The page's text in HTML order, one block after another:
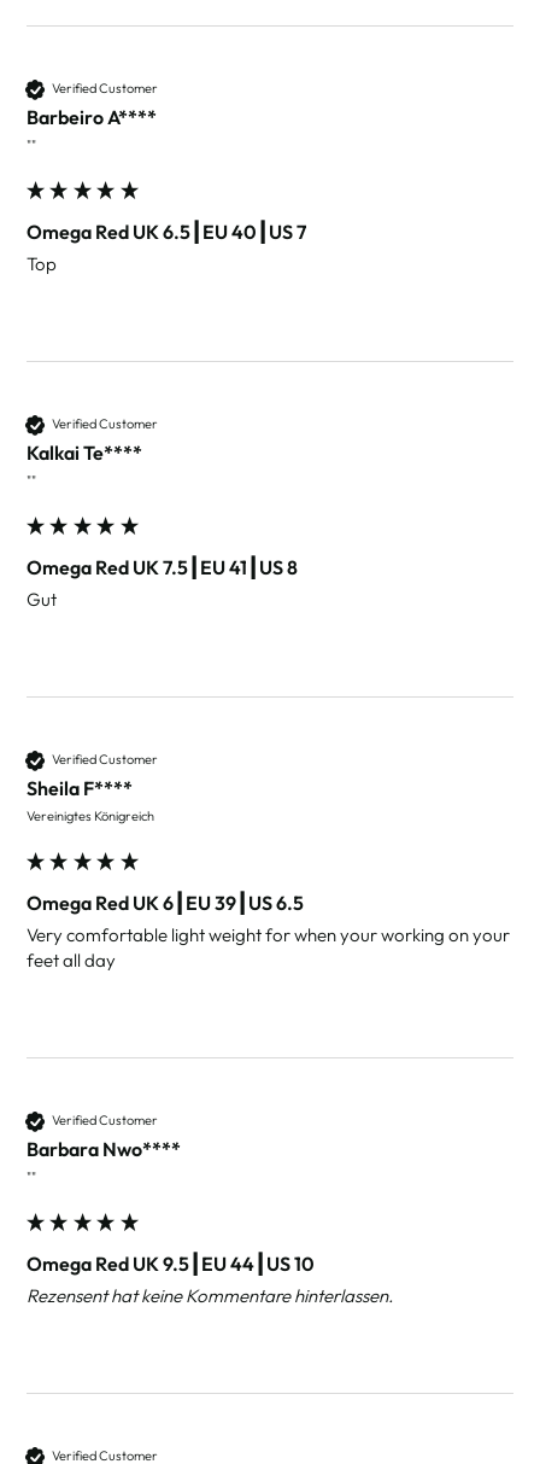
Verified Customer
Barbeiro A****
""
Omega Red UK 6.5┃EU 40┃US 7
Top
Verified Customer
Kalkai Te****
""
Omega Red UK 7.5┃EU 41┃US 8
Gut
Verified Customer
Sheila F****
Vereinigtes Königreich
Omega Red UK 6┃EU 39┃US 6.5
Very comfortable light weight for when your working on your
feet all day
Verified Customer
Barbara Nwo****
""
Omega Red UK 9.5┃EU 44┃US 10
Rezensent hat keine Kommentare hinterlassen.
Verified Customer